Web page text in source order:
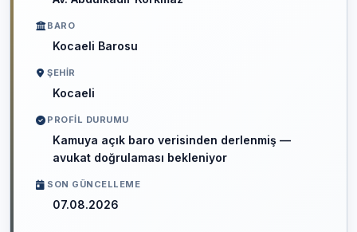
BARO
Kocaeli Barosu
ŞEHIR
Kocaeli
PROFIL DURUMU
Kamuya açık baro verisinden derlenmiş —
avukat doğrulaması bekleniyor
SON GÜNCELLEME
07.08.2026